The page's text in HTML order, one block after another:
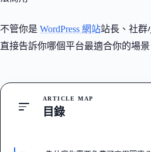
不管你是 WordPress 網站站長、社群
直接告訴你哪個平台最適合你的場
ARTICLE MAP
目錄